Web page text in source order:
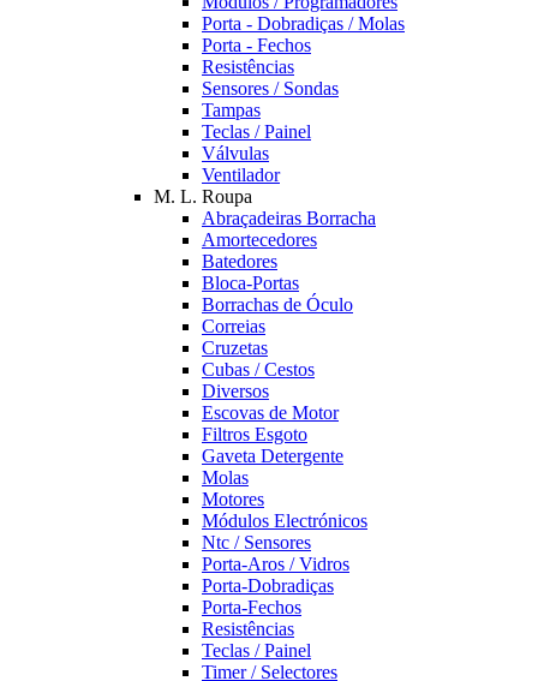
Porta - Dobradiças / Molas
Porta - Fechos
Resistências
Sensores / Sondas
Tampas
Teclas / Painel
Válvulas
Ventilador
M. L. Roupa
Abraçadeiras Borracha
Amortecedores
Batedores
Bloca-Portas
Borrachas de Óculo
Correias
Cruzetas
Cubas / Cestos
Diversos
Escovas de Motor
Filtros Esgoto
Gaveta Detergente
Molas
Motores
Módulos Electrónicos
Ntc / Sensores
Porta-Aros / Vidros
Porta-Dobradiças
Porta-Fechos
Resistências
Teclas / Painel
Timer / Selectores